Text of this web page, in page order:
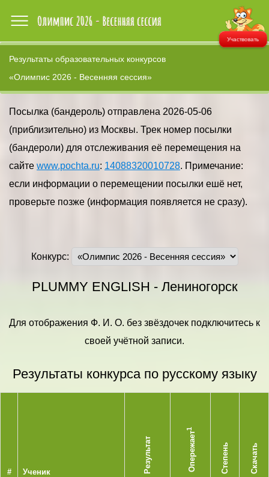
Участвовать
Результаты образовательных конкурсов
«Олимпис 2026 - Весенняя сессия»
Посылка (бандероль) отправлена 2026-05-06
(приблизительно) из Москвы. Трек номер посылки
(бандероли) для отслеживания её перемещения на
сайте www.pochta.ru: 14088320010728. Примечание:
если информации о перемещении посылки ешё нет,
проверьте позже (информация появляется не сразу).
Конкурс:
PLUMMY ENGLISH - Лениногорск
Для отображения Ф. И. О. без звёздочек подключитесь к
своей учётной записи.
Результаты конкурса по русскому языку
# Ученик Результат Опережает
1
Степень Скачать